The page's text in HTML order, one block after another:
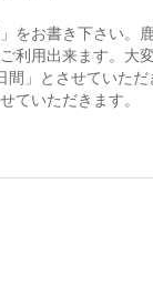
をお書き下さい。
利用出来ます。大
」とさせていただ
ていただきます。